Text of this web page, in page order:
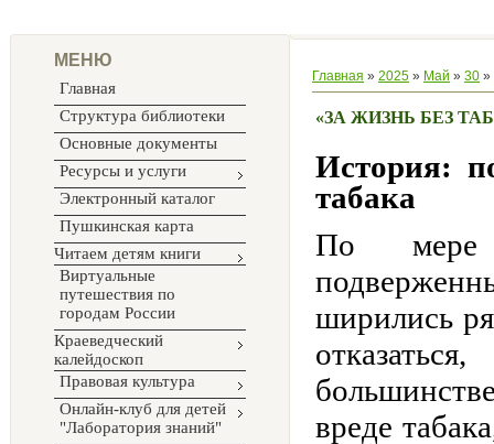
МЕНЮ
Главная
Структура библиотеки
Основные документы
Ресурсы и услуги
Электронный каталог
Пушкинская карта
Читаем детям книги
Виртуальные
путешествия по
городам России
Краеведческий
калейдоскоп
Правовая культура
Онлайн-клуб для детей
"Лаборатория знаний"
Главная » 2025 » Май » 30 »
«ЗА ЖИЗНЬ БЕЗ
История:
табака
По мере
ширились
вреде